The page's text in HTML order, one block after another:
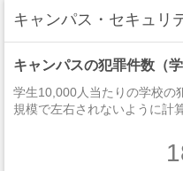
Visual And Performing Arts
History
Foreign Languages,
キャンパス・セキュリ
キャンパスの犯罪件数（
学生10,000人当たりの学校の
規模で左右されないように計